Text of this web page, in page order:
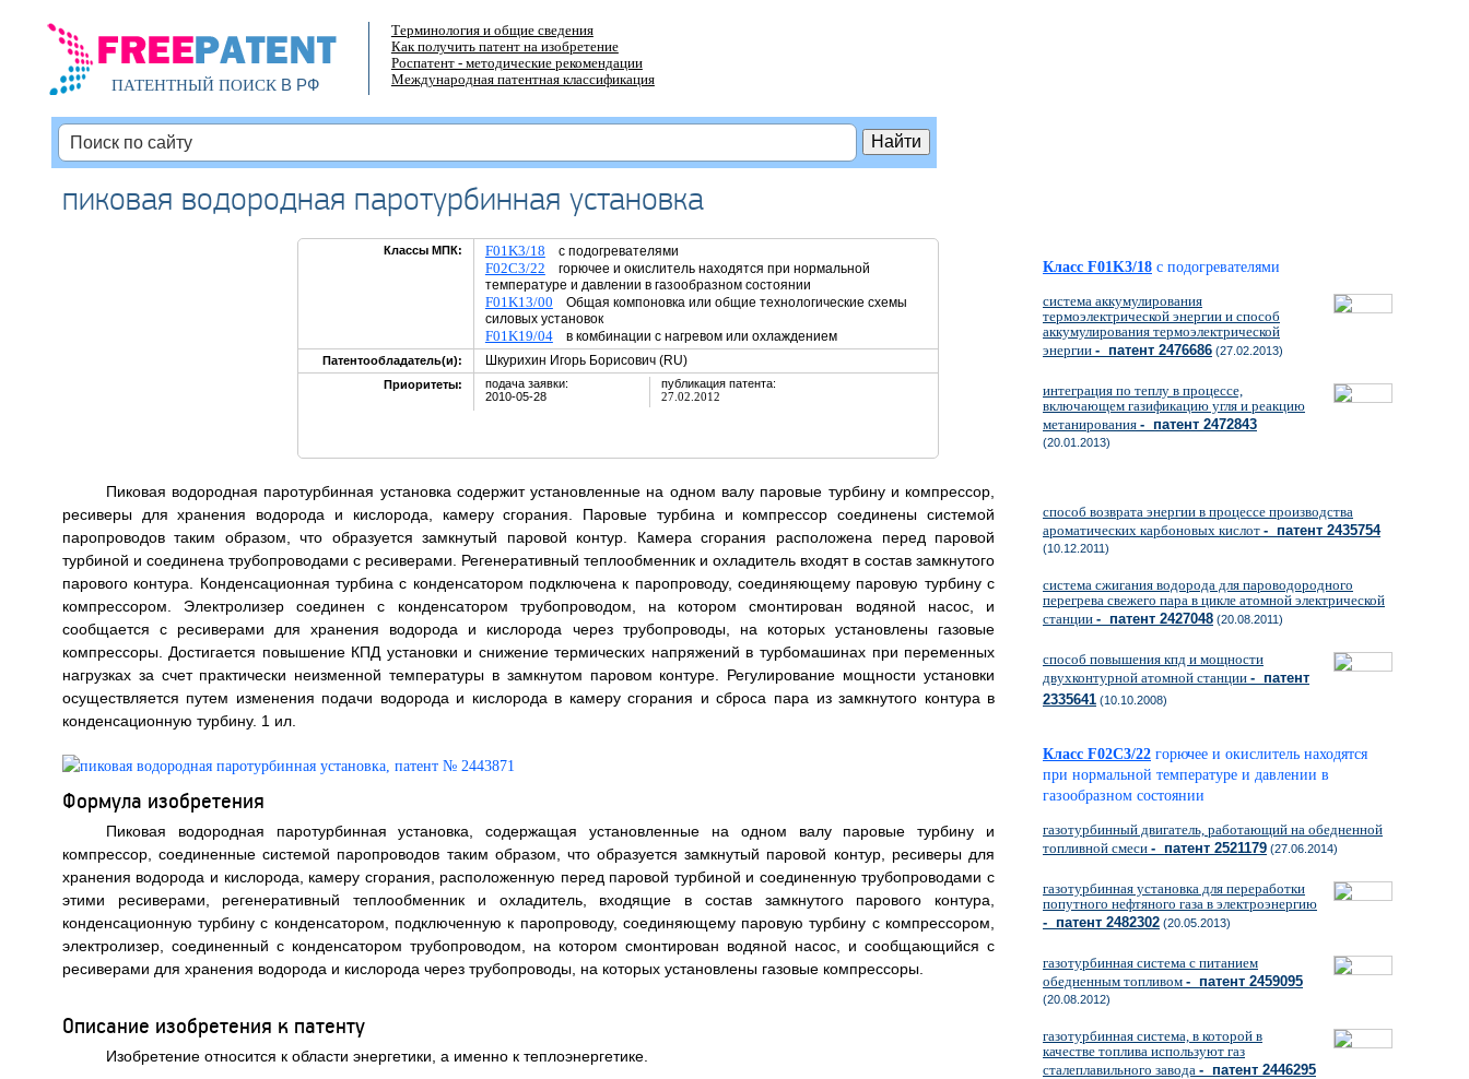
ПАТЕНТНЫЙ ПОИСКВ РФ
Терминология и общие сведения
Как получить патент на изобретение
Роспатент - методические рекомендации
Международная патентная классификация
пиковая водородная паротурбинная установка
Классы МПК: F01K3/18 с подогревателями
F02C3/22 горючее и окислитель находятся при нормальной
температуре и давлении в газообразном состоянии
F01K13/00 Общая компоновка или общие технологические схемы
силовых установок
F01K19/04в комбинации с нагревом или охлаждением
Патентообладатель(и): Шкурихин Игорь Борисович (RU)
Приоритеты:
подача заявки:
2010-05-28
публикация патента:
27.02.2012
Пиковая водородная паротурбинная установка содержит установленные на одном валу паровые турбину и компрессор,
ресиверы для хранения водорода и кислорода, камеру сгорания. Паровые турбина и компрессор соединены системой
паропроводов таким образом, что образуется замкнутый паровой контур. Камера сгорания расположена перед паровой
турбиной и соединена трубопроводами с ресиверами. Регенеративный теплообменник и охладитель входят в состав замкнутого
парового контура. Конденсационная турбина с конденсатором подключена к паропроводу, соединяющему паровую турбину с
компрессором. Электролизер соединен с конденсатором трубопроводом, на котором смонтирован водяной насос, и
сообщается с ресиверами для хранения водорода и кислорода через трубопроводы, на которых установлены газовые
компрессоры. Достигается повышение КПД установки и снижение термических напряжений в турбомашинах при переменных
нагрузках за счет практически неизменной температуры в замкнутом паровом контуре. Регулирование мощности установки
осуществляется путем изменения подачи водорода и кислорода в камеру сгорания и сброса пара из замкнутого контура в
конденсационную турбину. 1 ил.
Формула изобретения
Пиковая водородная паротурбинная установка, содержащая установленные на одном валу паровые турбину и
компрессор, соединенные системой паропроводов таким образом, что образуется замкнутый паровой контур, ресиверы для
хранения водорода и кислорода, камеру сгорания, расположенную перед паровой турбиной и соединенную трубопроводами с
этими ресиверами, регенеративный теплообменник и охладитель, входящие в состав замкнутого парового контура,
конденсационную турбину с конденсатором, подключенную к паропроводу, соединяющему паровую турбину с компрессором,
электролизер, соединенный с конденсатором трубопроводом, на котором смонтирован водяной насос, и сообщающийся с
ресиверами для хранения водорода и кислорода через трубопроводы, на которых установлены газовые компрессоры.
Описание изобретения к патенту
Изобретение относится к области энергетики, а именно к теплоэнергетике.
Класс F01K3/18 с подогревателями
система аккумулирования
термоэлектрической энергии и способ
аккумулирования термоэлектрической
энергии - патент 2476686 (27.02.2013)
интеграция по теплу в процессе,
включающем газификацию угля и реакцию
метанирования - патент 2472843
(20.01.2013)
способ возврата энергии в процессе производства
ароматических карбоновых кислот - патент 2435754
(10.12.2011)
система сжигания водорода для пароводородного
перегрева свежего пара в цикле атомной электрической
станции - патент 2427048 (20.08.2011)
способ повышения кпд и мощности
двухконтурной атомной станции - патент
2335641 (10.10.2008)
Класс F02C3/22 горючее и окислитель находятся
при нормальной температуре и давлении в
газообразном состоянии
газотурбинный двигатель, работающий на обедненной
топливной смеси - патент 2521179 (27.06.2014)
газотурбинная установка для переработки
попутного нефтяного газа в электроэнергию
- патент 2482302 (20.05.2013)
газотурбинная система с питанием
обедненным топливом - патент 2459095
(20.08.2012)
газотурбинная система, в которой в
качестве топлива используют газ
сталеплавильного завода - патент 2446295